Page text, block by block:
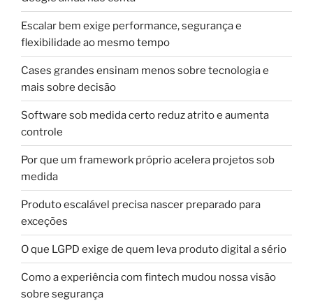
Escalar bem exige performance, segurança e
flexibilidade ao mesmo tempo
Cases grandes ensinam menos sobre tecnologia e
mais sobre decisão
Software sob medida certo reduz atrito e aumenta
controle
Por que um framework próprio acelera projetos sob
medida
Produto escalável precisa nascer preparado para
exceções
O que LGPD exige de quem leva produto digital a sério
Como a experiência com fintech mudou nossa visão
sobre segurança